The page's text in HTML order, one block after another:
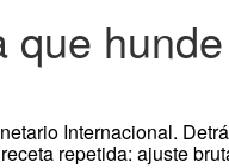
que
Internacional.
repetida: ajuste